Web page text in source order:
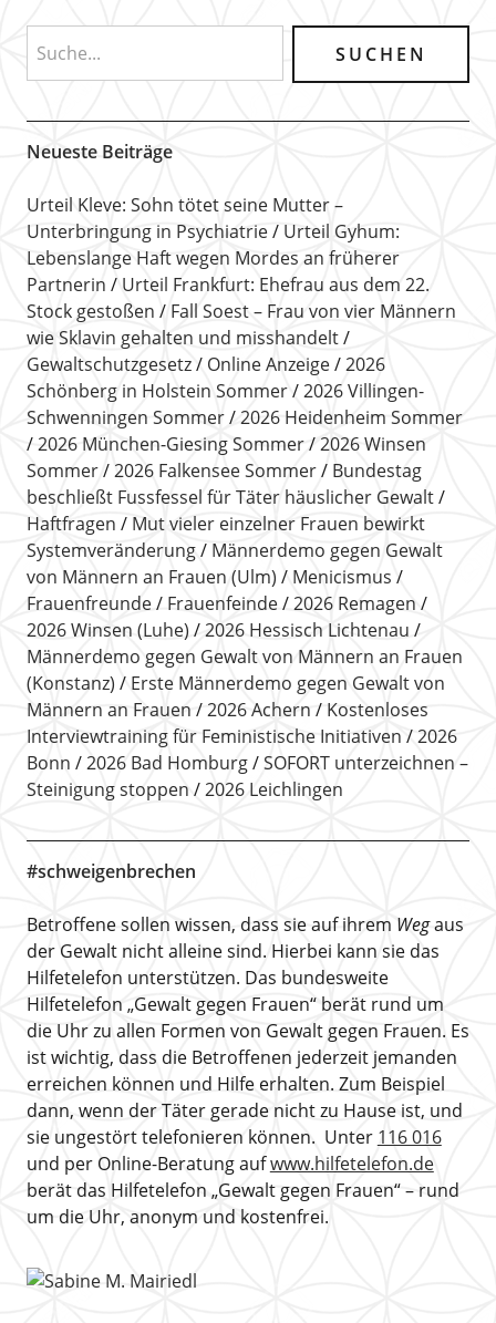
Neueste Beiträge
Urteil Kleve: Sohn tötet seine Mutter –
Unterbringung in Psychiatrie
Urteil Gyhum:
Lebenslange Haft wegen Mordes an früherer
Partnerin
Urteil Frankfurt: Ehefrau aus dem 22.
Stock gestoßen
Fall Soest – Frau von vier Männern
wie Sklavin gehalten und misshandelt
Gewaltschutzgesetz
Online Anzeige
2026
Schönberg in Holstein Sommer
2026 Villingen-
Schwenningen Sommer
2026 Heidenheim Sommer
2026 München-Giesing Sommer
2026 Winsen
Sommer
2026 Falkensee Sommer
Bundestag
beschließt Fussfessel für Täter häuslicher Gewalt
Haftfragen
Mut vieler einzelner Frauen bewirkt
Systemveränderung
Männerdemo gegen Gewalt
von Männern an Frauen (Ulm)
Menicismus
Frauenfreunde
Frauenfeinde
2026 Remagen
2026 Winsen (Luhe)
2026 Hessisch Lichtenau
Männerdemo gegen Gewalt von Männern an Frauen
(Konstanz)
Erste Männerdemo gegen Gewalt von
Männern an Frauen
2026 Achern
Kostenloses
Interviewtraining für Feministische Initiativen
2026
Bonn
2026 Bad Homburg
SOFORT unterzeichnen –
Steinigung stoppen
2026 Leichlingen
#schweigenbrechen
Betroffene sollen wissen, dass sie auf ihrem Wegaus
der Gewalt nicht alleine sind. Hierbei kann sie das
Hilfetelefon unterstützen. Das bundesweite
Hilfetelefon „Gewalt gegen Frauen“ berät rund um
die Uhr zu allen Formen von Gewalt gegen Frauen. Es
ist wichtig, dass die Betroffenen jederzeit jemanden
erreichen können und Hilfe erhalten. Zum Beispiel
dann, wenn der Täter gerade nicht zu Hause ist, und
sie ungestört telefonieren können. Unter 116 016
und per Online-Beratung aufwww.hilfetelefon.de
berät das Hilfetelefon „Gewalt gegen Frauen“ – rund
um die Uhr, anonym und kostenfrei.